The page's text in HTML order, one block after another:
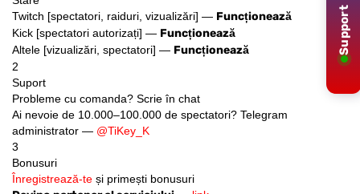
Support
Twitch [spectatori, raiduri, vizualizări] — Funcționează
Kick [spectatori autorizați] — Funcționează
Altele [vizualizări, spectatori] — Funcționează
2
Suport
Probleme cu comanda? Scrie în chat
Ai nevoie de 10.000–100.000 de spectatori? Telegram
administrator — @TiKey_K
3
Bonusuri
Înregistrează-te și primești bonusuri